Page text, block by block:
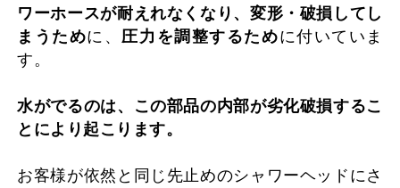
ワーホースが耐えれなくなり、変形・破損してし
まうために、 圧力を調整するために付いていま
す。
水がでるのは、この部品の内部が劣化破損するこ
とにより起こります。
お客様が依然と同じ先止めのシャワーヘッドにさ